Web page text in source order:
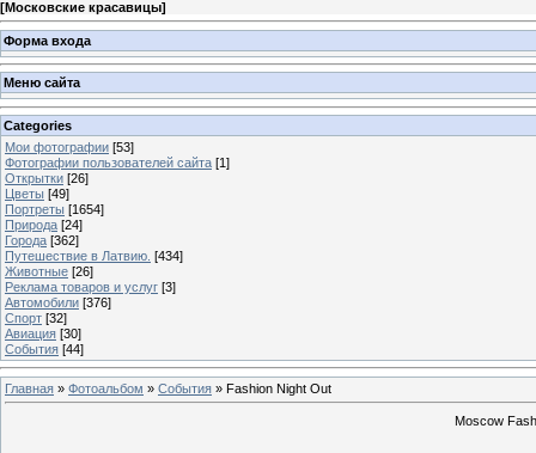
[Московские красавицы]
Форма входа
Меню сайта
Categories
Мои фотографии [53]
Фотографии пользователей сайта [1]
Открытки [26]
Цветы [49]
Портреты [1654]
Природа [24]
Города [362]
Путешествие в Латвию. [434]
Животные [26]
Реклама товаров и услуг [3]
Автомобили [376]
Спорт [32]
Авиация [30]
События [44]
Главная » Фотоальбом » События » Fashion Night Out
Moscow